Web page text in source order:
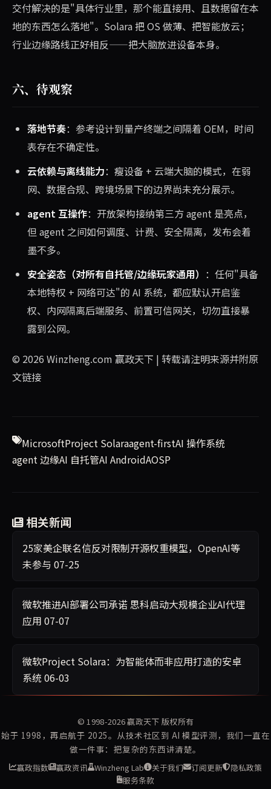
交付解决的是"具体行业里，那个能直接用、且数据留在本
地的东西怎么落地"。Solara 把 OS 做薄、把智能放云；
行业边缘路线正好相反——把大脑放进设备本身。
六、待观察
落地节奏：参考设计到量产终端之间隔着 OEM，时间
表存在不确定性。
云依赖与离线能力：瘦设备 + 云端大脑的模式，在弱
网、数据合规、跨境场景下的边界尚未充分展示。
agent 互操作：开放架构接纳第三方 agent 是亮点，
但 agent 之间如何调度、计费、安全隔离，发布会着
墨不多。
安全姿态（对所有自托管/边缘玩家通用） ：任何"具备
本地特权 + 网络可达"的 AI 系统，都应默认开启鉴
权、内网隔离后端服务、前置可信网关，切勿直接暴
露到公网。
© 2026 Winzheng.com 赢政天下 | 转载请注明来源并附原
文链接
MicrosoftProject Solaraagent-firstAI 操作系统
agent 边缘AI 自托管AI AndroidAOSP
相关新闻
25家美企联名信反对限制开源权重模型，OpenAI等
未参与 07-25
微软推进AI部署公司承诺 思科启动大规模企业AI代理
应用 07-07
微软Project Solara：为智能体而非应用打造的安卓
系统06-03
© 1998-2026赢政天下 版权所有
始于 1998，再启航于 2025。从技术社区到 AI 模型评测，我们一直在
做一件事：把复杂的东西讲清楚。
赢政指数 赢政资讯 Winzheng Lab 关于我们 订阅更新
隐私政策
服务条款